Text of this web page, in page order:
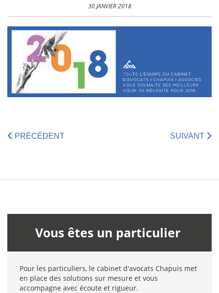
30 JANVIER 2018
PRÉCÉDENT SUIVANT
Vous êtes un particulier
Pour les particuliers, le cabinet d'avocats Chapuis met
en place des solutions sur mesure et vous
accompagne avec écoute et rigueur.